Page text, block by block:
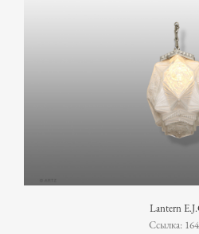
Lantern
Ссылка: